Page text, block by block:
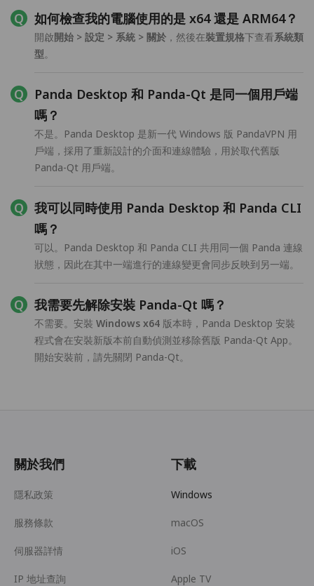
如何檢查我的電腦使用的是 x64 還是 ARM64？
開啟開始 > 設定 > 系統 > 關於 ，然後在裝置規格下查看系統類
型。
Panda Desktop 和 Panda-Qt 是同一個用戶端
嗎？
不是。Panda Desktop 是新一代 Windows 版 PandaVPN 用
戶端，採用了重新設計的介面和連線體驗，用於取代舊版
Panda-Qt 用戶端。
我可以同時使用 Panda Desktop 和 Panda CLI
嗎？
可以。Panda Desktop 和 Panda CLI 共用同一個 Panda 連線
狀態，因此在其中一端進行的連線變更會同步反映到另一端。
我需要先解除安裝 Panda-Qt 嗎？
不需要。安裝 Windows x64 版本時，Panda Desktop 安裝
程式會在安裝新版本前自動偵測並移除舊版 Panda-Qt App。
開始安裝前，請先關閉 Panda-Qt。
關於我們
隱私政策
服務條款
伺服器詳情
IP 地址查詢
下載
Windows
macOS
iOS
Apple TV